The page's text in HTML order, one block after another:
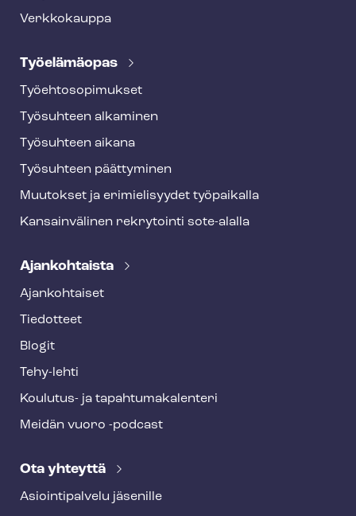
Verkkokauppa
Työelämäopas
Työ­eh­to­so­pi­muk­set
Työsuhteen alkaminen
Työsuhteen aikana
Työsuhteen päättyminen
Muutokset ja erimielisyydet työpaikalla
Kansainvälinen rekrytointi sote-alalla
Ajankohtaista
Ajankohtaiset
Tiedotteet
Blogit
Tehy-lehti
Koulutus- ja ta­pah­tu­ma­ka­len­te­ri
Meidän vuoro -podcast
Ota yhteyttä
Asioin­ti­pal­ve­lu jäsenille